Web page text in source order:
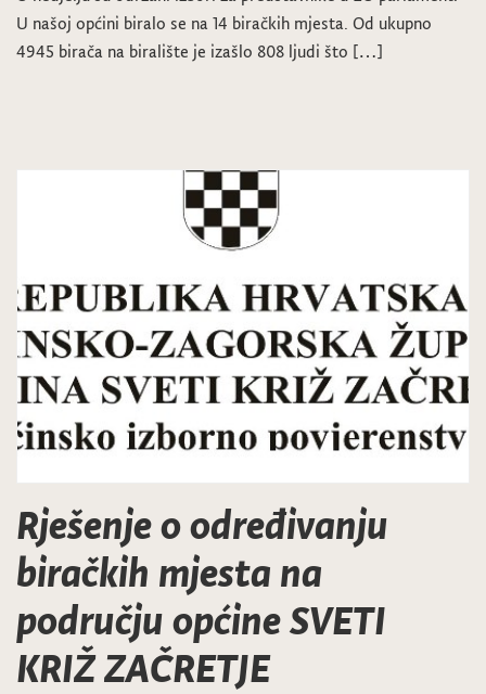
U našoj općini biralo se na 14 biračkih mjesta. Od ukupno
4945 birača na biralište je izašlo 808 ljudi što […]
Rješenje o određivanju
biračkih mjesta na
području općine SVETI
KRIŽ ZAČRETJE